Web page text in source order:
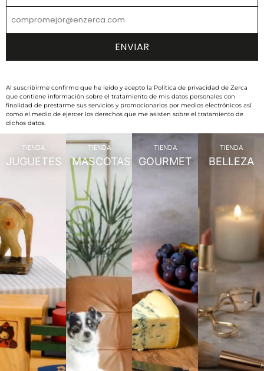
Al suscribirme confirmo que he leído y acepto la Política de privacidad de Zerca
que contiene información sobre el tratamiento de mis datos personales con
finalidad de prestarme sus servicios y promocionarlos por medios electrónicos así
como el medio de ejercer los derechos que me asisten sobre el tratamiento de
dichos datos.
TIENDA
JUGUETES
TIENDA
MASCOTAS
TIENDA
GOURMET
TIENDA
BELLEZA